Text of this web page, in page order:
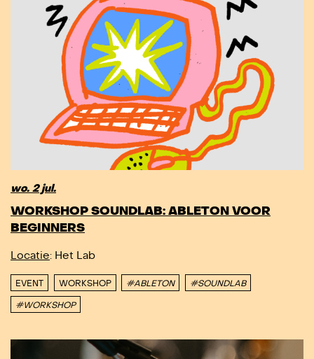
wo. 2 jul.
WORKSHOP SOUNDLAB: ABLETON VOOR
BEGINNERS
Locatie: Het Lab
EVENT WORKSHOP #ABLETON #SOUNDLAB
#WORKSHOP